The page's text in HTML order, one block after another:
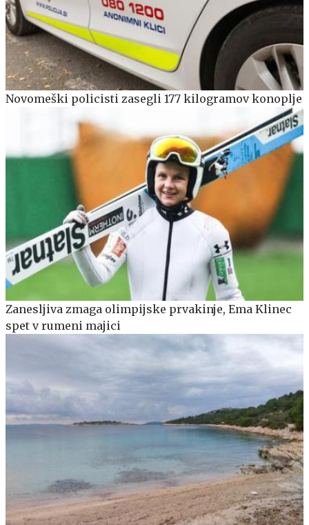
Novomeški policisti zasegli 177 kilogramov konoplje
Zanesljiva zmaga olimpijske prvakinje, Ema Klinec
spet v rumeni majici